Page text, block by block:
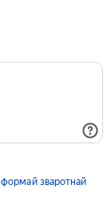
формай зваротнай